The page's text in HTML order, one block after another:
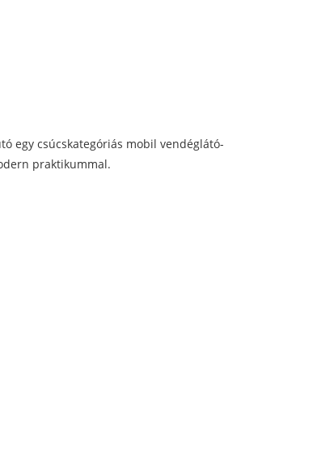
egy csúcskategóriás mobil vendéglátó-
praktikummal.